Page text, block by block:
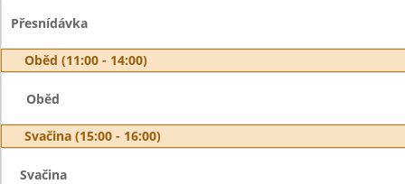
Přesnídávka
Oběd (11:00 - 14:00)
Oběd
Svačina (15:00 - 16:00)
Svačina